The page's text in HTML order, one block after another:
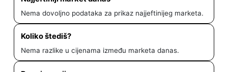
Nema dovoljno podataka za prikaz najjeftinijeg marketa.
Koliko štediš?
Nema razlike u cijenama između marketa danas.